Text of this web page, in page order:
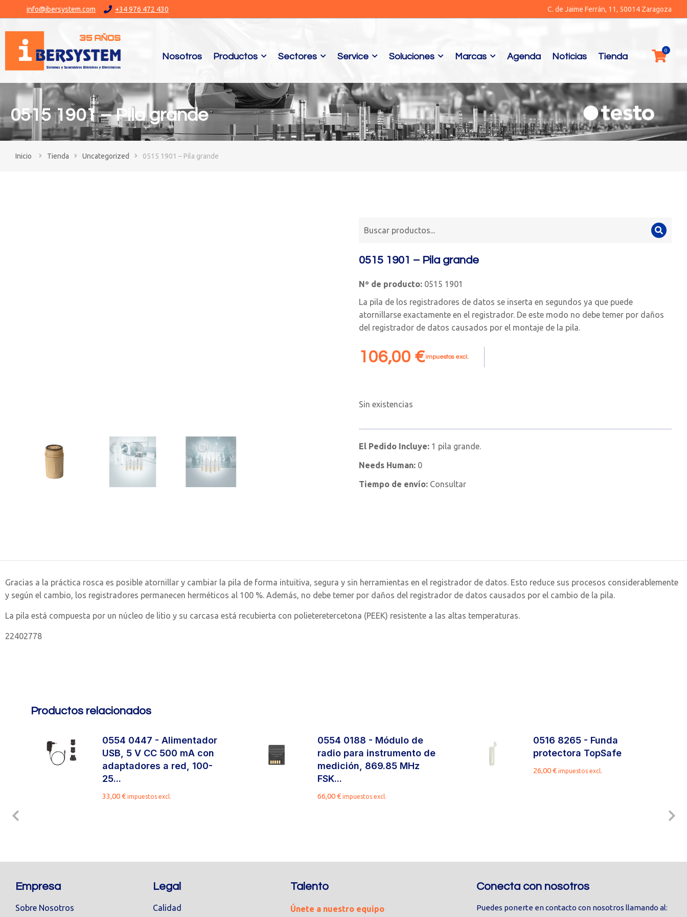
info@ibersystem.com +34 976 472 430 C. de Jaime Ferrán, 11, 50014 Zaragoza
Nosotros Productos Sectores Service Soluciones Marcas Agenda Noticias Tienda
0515 1901 – Pila grande
You are here:
Tienda Uncategorized 0515 1901 – Pila grande
0515 1901 – Pila grande
Nº de producto: 0515 1901
La pila de los registradores de datos se inserta en segundos ya que puede
atornillarse exactamente en el registrador. De este modo no debe temer por daños
del registrador de datos causados por el montaje de la pila.
106,00 €impuestos excl.
Sin existencias
El Pedido Incluye: 1 pila grande.
Needs Human: 0
Tiempo de envío: Consultar
Gracias a la práctica rosca es posible atornillar y cambiar la pila de forma intuitiva, segura y sin herramientas en el registrador de datos. Esto reduce sus procesos considerablemente
y según el cambio, los registradores permanecen herméticos al 100 %. Además, no debe temer por daños del registrador de datos causados por el cambio de la pila.
La pila está compuesta por un núcleo de litio y su carcasa está recubierta con polieteretercetona (PEEK) resistente a las altas temperaturas.
22402778
Productos relacionados
0554 0447 - Alimentador
USB, 5 V CC 500 mA con
adaptadores a red, 100-
25...
33,00€ impuestos excl.
0554 0188 - Módulo de
radio para instrumento de
medición, 869.85 MHz
FSK...
66,00€ impuestos excl.
0516 8265 - Funda
protectora TopSafe
26,00€ impuestos excl.
Empresa
Sobre Nosotros
Legal
Calidad
Talento
Únete a nuestro equipo
Conecta con nosotros
Puedes ponerte en contacto con nosotros llamando al: